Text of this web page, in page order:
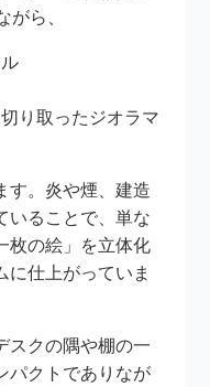
がら、
り取ったジオラマ
す。炎や煙、建造
いることで、単な
枚の絵」を立体化
に仕上がっていま
スクの隅や棚の一
パクトでありなが